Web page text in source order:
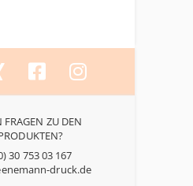
FRAGEN ZU DEN
30 753 03 167
druck.de